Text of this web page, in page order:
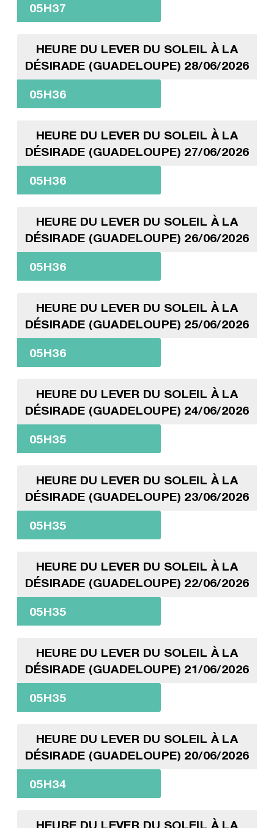
05H37
HEURE DU LEVER DU SOLEIL À LA
DÉSIRADE (GUADELOUPE) 28/06/2026
05H36
HEURE DU LEVER DU SOLEIL À LA
DÉSIRADE (GUADELOUPE) 27/06/2026
05H36
HEURE DU LEVER DU SOLEIL À LA
DÉSIRADE (GUADELOUPE) 26/06/2026
05H36
HEURE DU LEVER DU SOLEIL À LA
DÉSIRADE (GUADELOUPE) 25/06/2026
05H36
HEURE DU LEVER DU SOLEIL À LA
DÉSIRADE (GUADELOUPE) 24/06/2026
05H35
HEURE DU LEVER DU SOLEIL À LA
DÉSIRADE (GUADELOUPE) 23/06/2026
05H35
HEURE DU LEVER DU SOLEIL À LA
DÉSIRADE (GUADELOUPE) 22/06/2026
05H35
HEURE DU LEVER DU SOLEIL À LA
DÉSIRADE (GUADELOUPE) 21/06/2026
05H35
HEURE DU LEVER DU SOLEIL À LA
DÉSIRADE (GUADELOUPE) 20/06/2026
05H34
HEURE DU LEVER DU SOLEIL À LA